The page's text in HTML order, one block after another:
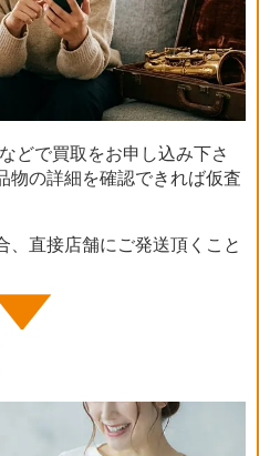
などで買取をお申し込み下さ
物の詳細を確認できれば仮査
、直接店舗にご発送頂くこと